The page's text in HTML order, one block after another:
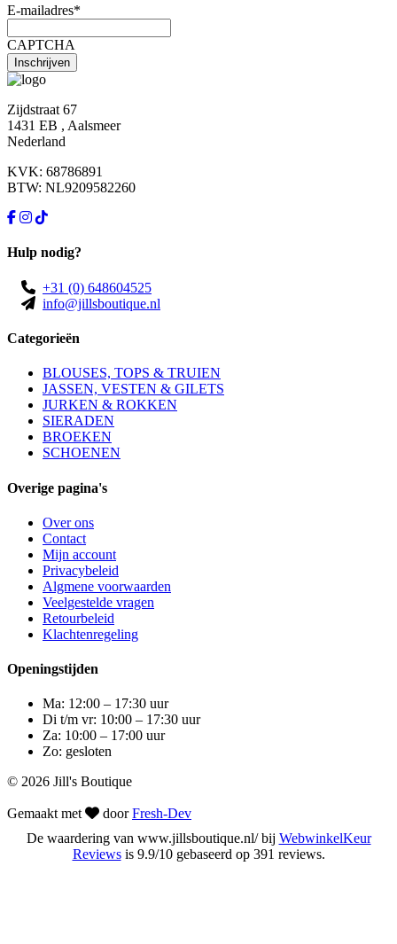
E-mailadres*
CAPTCHA
Zijdstraat 67
1431 EB , Aalsmeer
Nederland
KVK: 68786891
BTW: NL9209582260
Hulp nodig?
+31 (0) 648604525
info@jillsboutique.nl
Categorieën
BLOUSES, TOPS & TRUIEN
JASSEN, VESTEN & GILETS
JURKEN & ROKKEN
SIERADEN
BROEKEN
SCHOENEN
Overige pagina's
Over ons
Contact
Mijn account
Privacybeleid
Algmene voorwaarden
Veelgestelde vragen
Retourbeleid
Klachtenregeling
Openingstijden
Ma: 12:00 – 17:30 uur
Di t/m vr: 10:00 – 17:30 uur
Za: 10:00 – 17:00 uur
Zo: gesloten
© 2026 Jill's Boutique
Gemaakt met doorFresh-Dev
De waardering van www.jillsboutique.nl/ bij WebwinkelKeur
Reviewsis 9.9/10 gebaseerd op 391 reviews.